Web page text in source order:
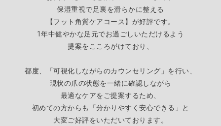
保湿重視で足裏を滑らかに整える
【フット角質ケアコース】が好評です。
1年中健やかな足元でお過ごしいただけるよう
提案をこころがけており、
都度、「可視化しながらのカウンセリング」を行い、
現状の爪の状態を一緒に確認しながら
最適なケアをご提案するため
初めての方からも「分かりやすく安心できる」
と
大変ご好評をいただいております。